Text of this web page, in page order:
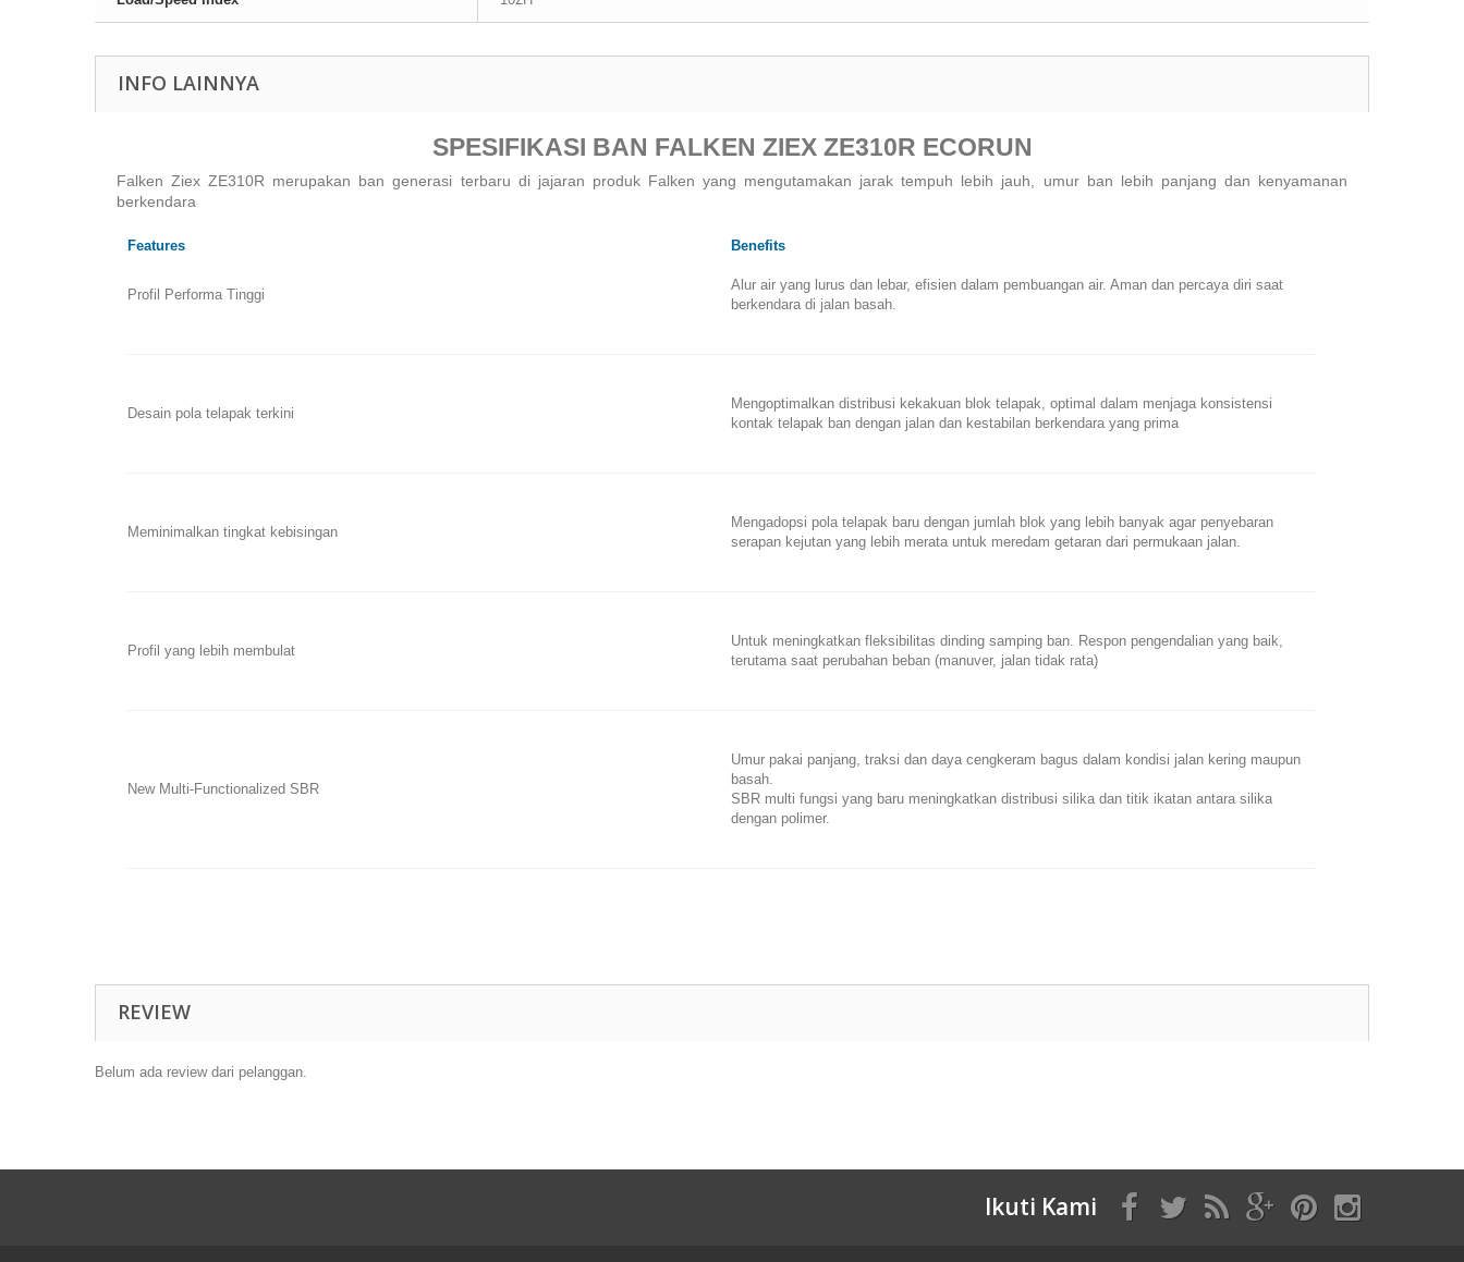
INFO LAINNYA
SPESIFIKASI BAN FALKEN ZIEX ZE310R ECORUN
Falken Ziex ZE310R merupakan ban generasi terbaru di jajaran produk Falken yang mengutamakan jarak tempuh lebih jauh, umur ban lebih panjang dan kenyamanan
berkendara
Features Benefits
Profil Performa Tinggi
Alur air yang lurus dan lebar, efisien dalam pembuangan air. Aman dan percaya diri saat
berkendara di jalan basah.
Desain pola telapak terkini
Mengoptimalkan distribusi kekakuan blok telapak, optimal dalam menjaga konsistensi
kontak telapak ban dengan jalan dan kestabilan berkendara yang prima
Meminimalkan tingkat kebisingan
Mengadopsi pola telapak baru dengan jumlah blok yang lebih banyak agar penyebaran
serapan kejutan yang lebih merata untuk meredam getaran dari permukaan jalan.
Profil yang lebih membulat
Untuk meningkatkan fleksibilitas dinding samping ban. Respon pengendalian yang baik,
terutama saat perubahan beban (manuver, jalan tidak rata)
New Multi-Functionalized SBR
Umur pakai panjang, traksi dan daya cengkeram bagus dalam kondisi jalan kering maupun
basah.
SBR multi fungsi yang baru meningkatkan distribusi silika dan titik ikatan antara silika
dengan polimer.
REVIEW
Belum ada review dari pelanggan.
Ikuti Kami